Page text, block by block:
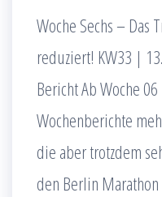
Woche Sechs – Das
reduziert! KW33 |
Bericht Ab Woche
Wochenberichte
die aber trotzdem
den Berlin